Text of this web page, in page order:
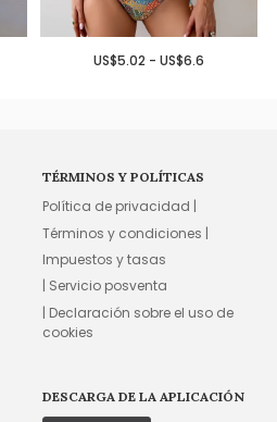
US$5.02 - US$6.6
TÉRMINOS Y POLÍTICAS
Política de privacidad |
Términos y condiciones |
Impuestos y tasas
| Servicio posventa
| Declaración sobre el uso de
cookies
DESCARGA DE LA APLICACIÓN